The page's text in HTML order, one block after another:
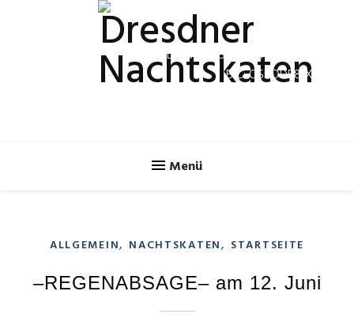
ALLGEMEIN, NACHTSKATEN, STARTSEITE
–REGENABSAGE– am 12. Juni
IBAN: DE70 8505 0300 3120 2624 46
BIC: OSDDDE81XXX